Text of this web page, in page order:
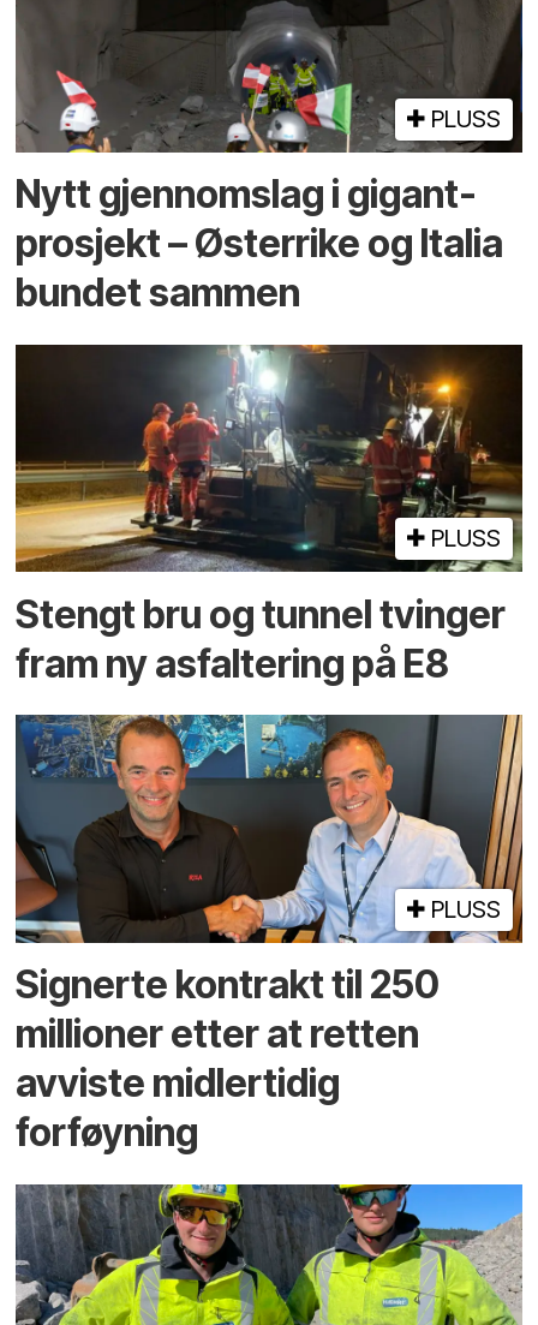
PLUSS
Nytt gjennomslag i gigant­
prosjekt – Østerrike og Italia
bundet sammen
PLUSS
Stengt bru og tunnel tvinger
fram ny asfaltering på E8
PLUSS
Signerte kontrakt til 250
millioner etter at retten
avviste midlertidig
forføyning